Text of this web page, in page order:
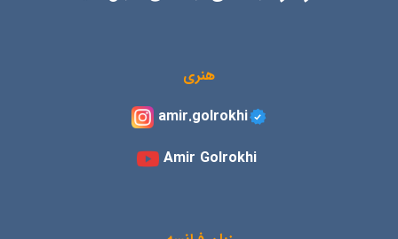
هنری
amir.golrokhi